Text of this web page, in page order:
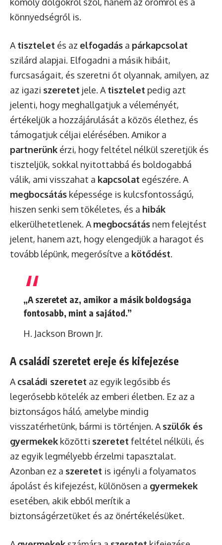
könnyedségről is.
A tisztelet és az elfogadás a párkapcsolat
szilárd alapjai. Elfogadni a másik hibáit,
furcsaságait, és szeretni őt olyannak, amilyen, az
az igazi szeretet jele. A tisztelet pedig azt
jelenti, hogy meghallgatjuk a véleményét,
értékeljük a hozzájárulását a közös élethez, és
támogatjuk céljai elérésében. Amikor a
partnerünk érzi, hogy feltétel nélkül szeretjük és
tiszteljük, sokkal nyitottabbá és boldogabbá
válik, ami visszahat a kapcsolat egészére. A
megbocsátás képessége is kulcsfontosságú,
hiszen senki sem tökéletes, és a hibák
elkerülhetetlenek. A megbocsátás nem felejtést
jelent, hanem azt, hogy elengedjük a haragot és
tovább lépünk, megerősítve a kötődést.
„A szeretet az, amikor a másik boldogsága
fontosabb, mint a sajátod.”
H. Jackson Brown Jr.
A családi szeretet ereje és kifejezése
A családi szeretet az egyik legősibb és
legerősebb kötelék az emberi életben. Ez az a
biztonságos háló, amelybe mindig
visszatérhetünk, bármi is történjen. A szülők és
gyermekek közötti szeretet feltétel nélküli, és
az egyik legmélyebb érzelmi tapasztalat.
Azonban ez a szeretet is igényli a folyamatos
ápolást és kifejezést, különösen a gyermekek
esetében, akik ebből merítik a
biztonságérzetüket és az önértékelésüket.